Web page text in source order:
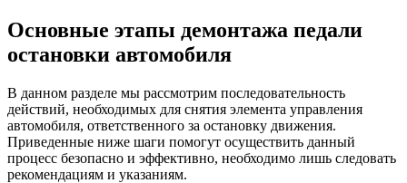
Основные этапы демонтажа педали
остановки автомобиля
В данном разделе мы рассмотрим последовательность
действий, необходимых для снятия элемента управления
автомобиля, ответственного за остановку движения.
Приведенные ниже шаги помогут осуществить данный
процесс безопасно и эффективно, необходимо лишь следовать
рекомендациям и указаниям.